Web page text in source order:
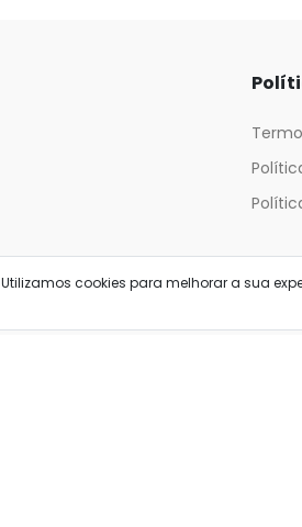
Utilizamos cookies para melhorar a sua